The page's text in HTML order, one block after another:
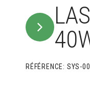
RÉFÉRENCE SYS-